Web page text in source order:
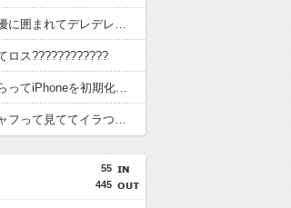
【画像】謎のおっさん、女性声優に囲まれてデレデレになる
ロス????????????
声優・前田佳織里さん、酔っぱらってiPhoneを初期化してしまうｗｗｗｗ
幼女戦記のターニャ・デグレチャフって見ててイラつかね？
55
445